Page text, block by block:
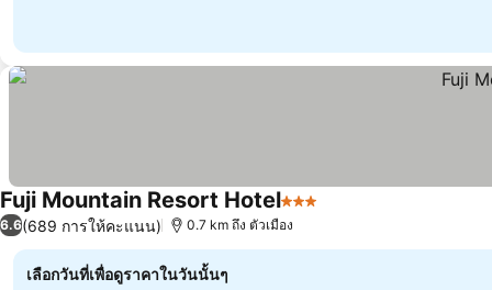
Fuji Mountain Resort Hotel3 ดาว
6.6(689 การให้คะแนน) 0.7 km ถึง ตัวเมือง
เลือกวันที่เพื่อดูราคาในวันนั้นๆ